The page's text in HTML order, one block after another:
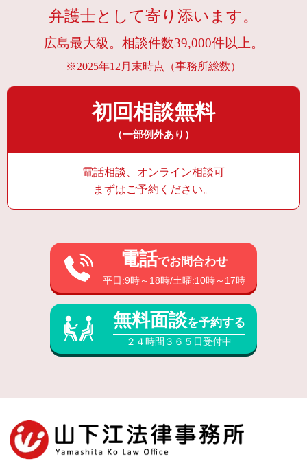
弁護士として寄り添います。
広島最大級。相談件数39,000件以上。
※2025年12月末時点（事務所総数）
初回相談無料
（一部例外あり）
電話相談、オンライン相談可
まずはご予約ください。
電話でお問合わせ
平日:9時～18時/土曜:10時～17時
無料面談を予約する
２４時間３６５日受付中